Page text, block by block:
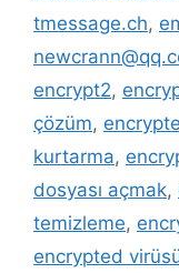
tmessage.ch,
encrypt2,
çözüm,
kurtarma,
dosyası açmak,
temizleme,
encrypted